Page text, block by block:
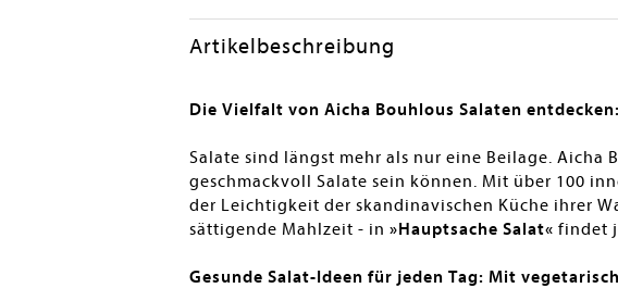
Artikelbeschreibung
Die Vielfalt von Aicha Bouhlous Salaten
Salate sind längst mehr als nur eine Beilage. Aicha
geschmackvoll Salate sein können. Mit über 100
der Leichtigkeit der skandinavischen Küche ihrer
sättigende Mahlzeit - in »Hauptsache Salat« findet
Gesunde Salat-Ideen für jeden Tag: Mit